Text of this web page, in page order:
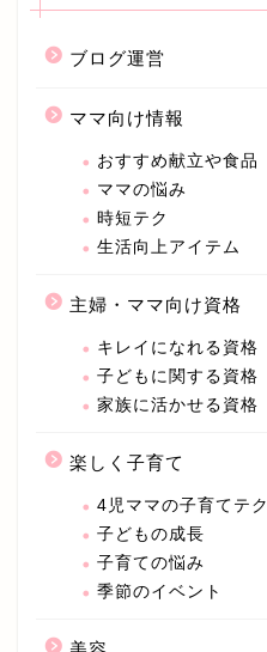
ブログ運営
ママ向け情報
おすすめ献立や食品
ママの悩み
時短テク
生活向上アイテム
主婦・ママ向け資格
キレイになれる資格
子どもに関する資格
家族に活かせる資格
楽しく子育て
4児ママの子育てテク
子どもの成長
子育ての悩み
季節のイベント